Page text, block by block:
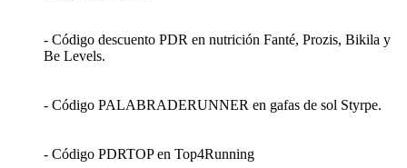
- Código descuento PDR en nutrición Fanté, Prozis, Bikila y
Be Levels.
- Código PALABRADERUNNER en gafas de sol Styrpe.
- Código PDRTOP en Top4Running